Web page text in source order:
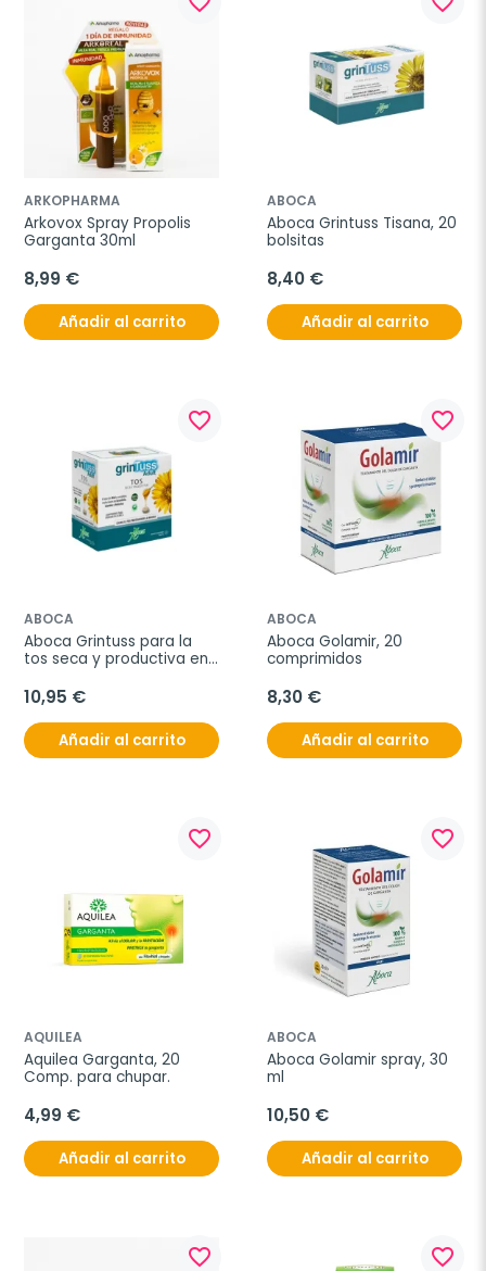
ARKOPHARMA
Arkovox Spray Propolis
Garganta 30ml
8,99 €
Añadir al carrito
ABOCA
Aboca Grintuss Tisana, 20
bolsitas
8,40 €
Añadir al carrito
favorite_border
ABOCA
Aboca Grintuss para la
tos seca y productiva en
10,95 €
Añadir al carrito
favorite_border
ABOCA
Aboca Golamir, 20
comprimidos
8,30 €
Añadir al carrito
favorite_border
AQUILEA
Aquilea Garganta, 20
Comp. para chupar.
4,99 €
Añadir al carrito
favorite_border
ABOCA
Aboca Golamir spray, 30
ml
10,50 €
Añadir al carrito
favorite_border favorite_border